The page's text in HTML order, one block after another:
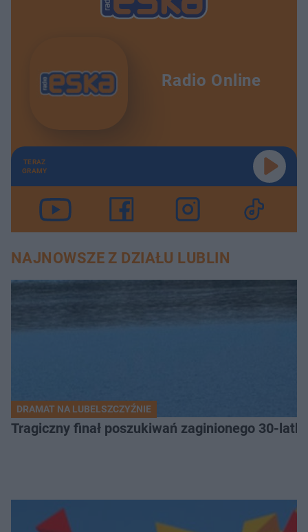
Radio Online
TERAZ
GRAMY
NAJNOWSZE Z DZIAŁU LUBLIN
DRAMAT NA LUBELSZCZYŹNIE
Tragiczny finał poszukiwań zaginionego 30-